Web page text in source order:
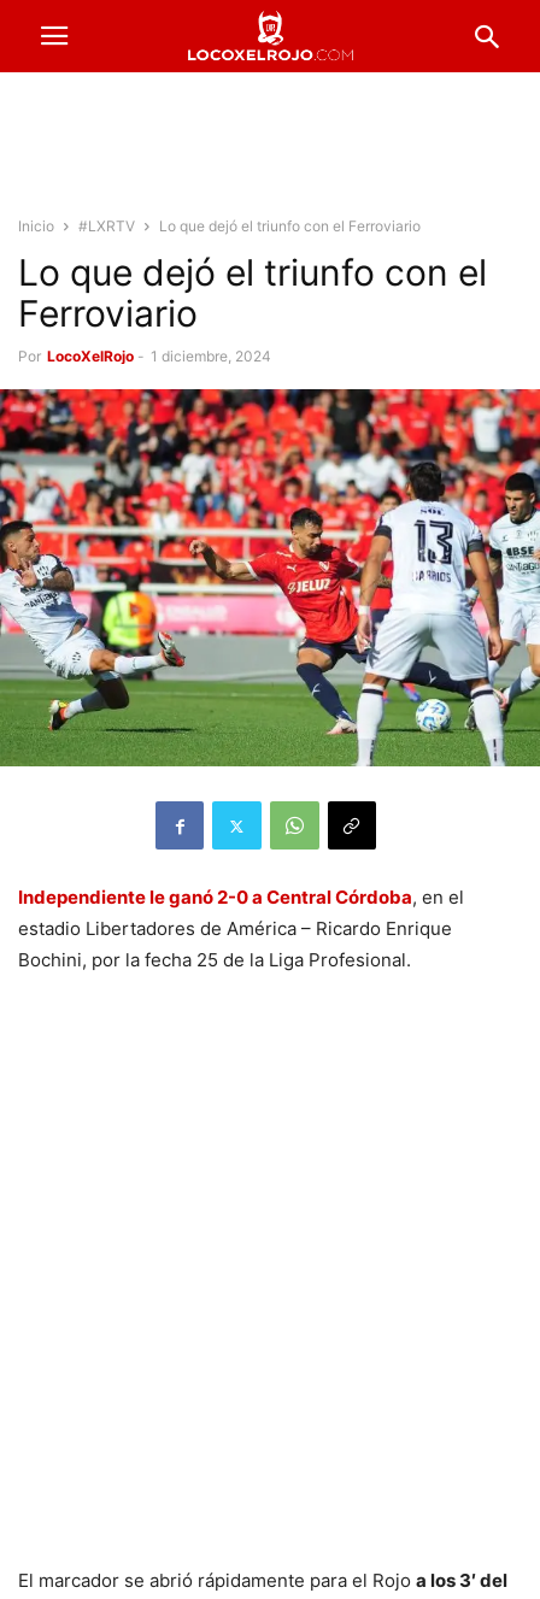
Inicio #LXRTV Lo que dejó el triunfo con el Ferroviario
Lo que dejó el triunfo con el
Ferroviario
Por LocoXelRojo - 1 diciembre, 2024
Independiente le ganó 2-0 a Central Córdoba, en el
estadio Libertadores de América – Ricardo Enrique
Bochini, por la fecha 25 de la Liga Profesional.
El marcador se abrió rápidamente para el Rojo a los 3′ del